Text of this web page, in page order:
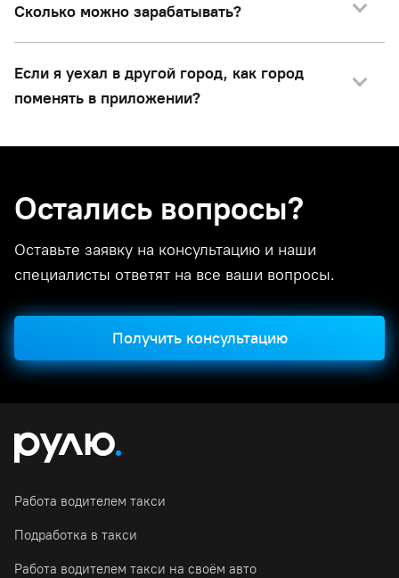
Сколько можно зарабатывать?
Если я уехал в другой город, как город
поменять в приложении?
Остались вопросы?
Оставьте заявку на консультацию и наши
специалисты ответят на все ваши вопросы.
Получить консультацию
Работа водителем такси
Подработка в такси
Работа водителем такси на своём авто